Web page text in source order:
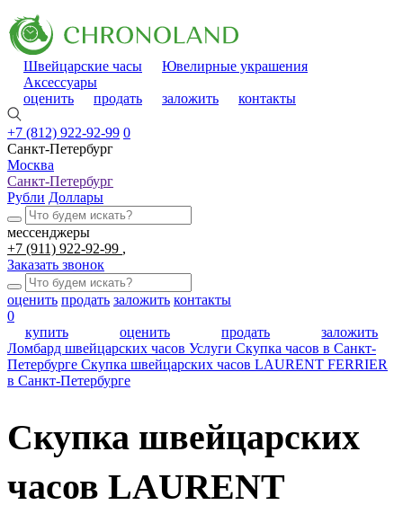
Швейцарские часы
Ювелирные украшения
Аксессуары
оценить
продать заложить контакты
+7 (812) 922-92-99 0
Санкт-Петербург
Москва
Санкт-Петербург
Рубли Доллары
мессенджеры
+7 (911) 922-92-99
Заказать звонок
оценить продать заложить контакты
0
купить
оценить продать
заложить
Ломбард швейцарских часов Услуги Скупка часов в Санкт-
Петербурге Скупка швейцарских часов LAURENT FERRIER
в Санкт-Петербурге
Скупка швейцарских
часов LAURENT